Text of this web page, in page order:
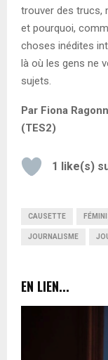
trouver des trucs,
et pourquoi,
choses inédites
là où les gens ne
sujets.
Par Fiona
(TES2)
1 like(s)
CAUSETTE
JOURNALISME
EN LIEN...